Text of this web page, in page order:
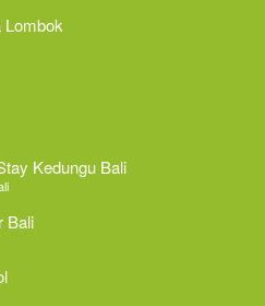
Lombok
Kedungu Bali
Bali